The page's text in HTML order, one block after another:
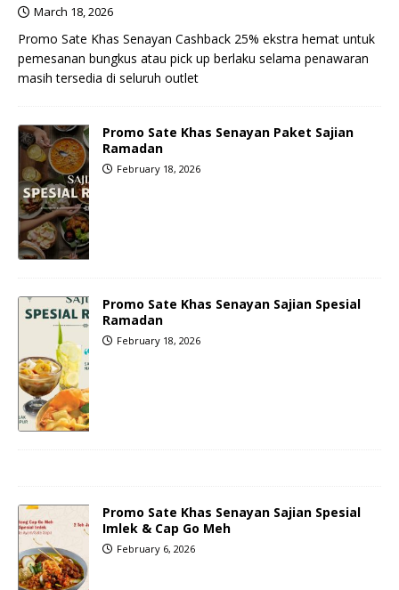
March 18, 2026
Promo Sate Khas Senayan Cashback 25% ekstra hemat untuk
pemesanan bungkus atau pick up berlaku selama penawaran
masih tersedia di seluruh outlet
Promo Sate Khas Senayan Paket Sajian
Ramadan
February 18, 2026
Promo Sate Khas Senayan Sajian Spesial
Ramadan
February 18, 2026
Promo Sate Khas Senayan Sajian Spesial
Imlek & Cap Go Meh
February 6, 2026